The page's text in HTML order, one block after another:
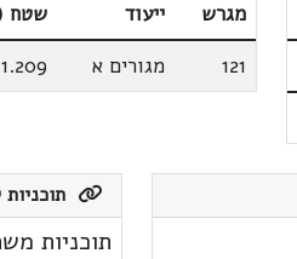
מגרש ייעוד
שטח
121
מגורים א 1.209
תוכניות